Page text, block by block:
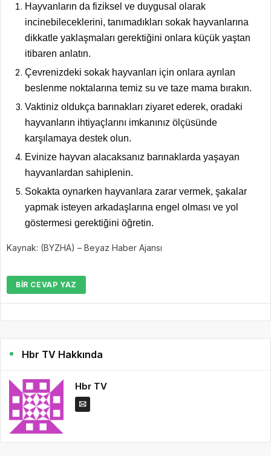
Hayvanların da fiziksel ve duygusal olarak
incinebileceklerini, tanımadıkları sokak hayvanlarına
dikkatle yaklaşmaları gerektiğini onlara küçük yaştan
itibaren anlatın.
Çevrenizdeki sokak hayvanları için onlara ayrılan
beslenme noktalarına temiz su ve taze mama bırakın.
Vaktiniz oldukça barınakları ziyaret ederek, oradaki
hayvanların ihtiyaçlarını imkanınız ölçüsünde
karşılamaya destek olun.
Evinize hayvan alacaksanız barınaklarda yaşayan
hayvanlardan sahiplenin.
Sokakta oynarken hayvanlara zarar vermek, şakalar
yapmak isteyen arkadaşlarına engel olması ve yol
göstermesi gerektiğini öğretin.
Kaynak: (BYZHA) – Beyaz Haber Ajansı
BIR CEVAP YAZ
Hbr TV Hakkında
Hbr TV